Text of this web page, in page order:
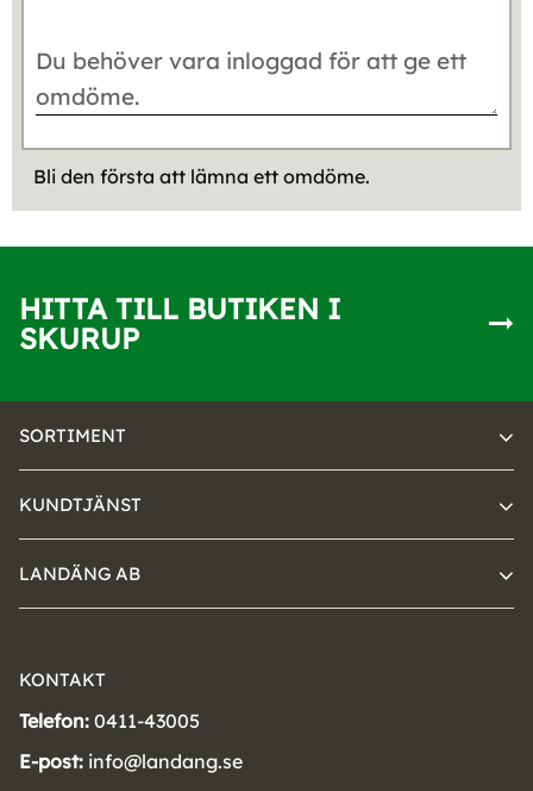
Bli den första att lämna ett omdöme.
HITTA TILL BUTIKEN I
SKURUP
SORTIMENT
KUNDTJÄNST
LANDÄNG AB
KONTAKT
Telefon: 0411-43005
E-post: info@landang.se